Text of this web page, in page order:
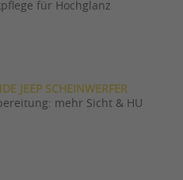
für Hochglanz
JEEP SCHEINWERFER
mehr Sicht & HU